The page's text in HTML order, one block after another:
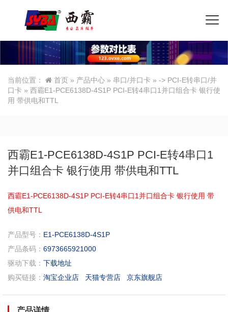
当前位置： 首页 » 产品中心 » 串口/并口卡 » -> PCI-E转串口/并
口卡 » 西霸E1-PCE6138D-4S1P PCI-E转4串口1并口组合卡 银行使
用 带供电和TTL
西霸E1-PCE6138D-4S1P PCI-E转4串口1
并口组合卡 银行使用 带供电和TTL
西霸E1-PCE6138D-4S1P PCI-E转4串口1并口组合卡 银行使用 带
供电和TTL
产品型号： E1-PCE6138D-4S1P
产品条码： 6973665921000
驱动下载： 下载地址
购买链接： 淘宝企业店 天猫专营店 京东旗舰店
产品详情